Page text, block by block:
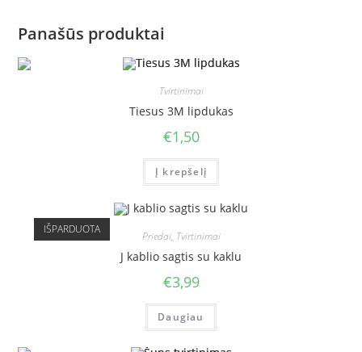
Panašūs produktai
Tvirtinimai
Tiesus 3M lipdukas
€1,50
Į krepšelį
IŠPARDUOTA Priedai, Tvirtinimai
J kablio sagtis su kaklu
€3,99
Daugiau